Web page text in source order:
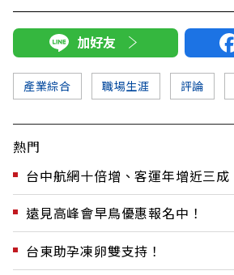
加好友
產業綜合 職場生涯 評論
熱門
台中航網十倍增、客運年增近三成
遠見高峰會早鳥優惠報名中！
台東助孕凍卵雙支持！